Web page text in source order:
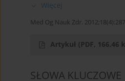
Więcej
Med Og Nauk Zdr.
Artykuł (PDF, 166.46
SŁOWA KLUCZOWE